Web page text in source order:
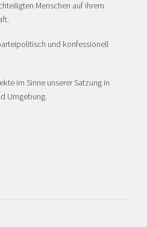
Menschen auf ihrem
und konfessionell
im Sinne unserer Satzung in
Umgebung.